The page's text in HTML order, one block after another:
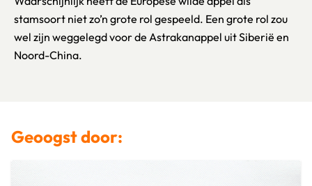
stamsoort niet zo’n grote rol gespeeld. Een grote rol zou
wel zijn weggelegd voor de Astrakanappel uit Siberië en
Noord-China.
Geoogst door: